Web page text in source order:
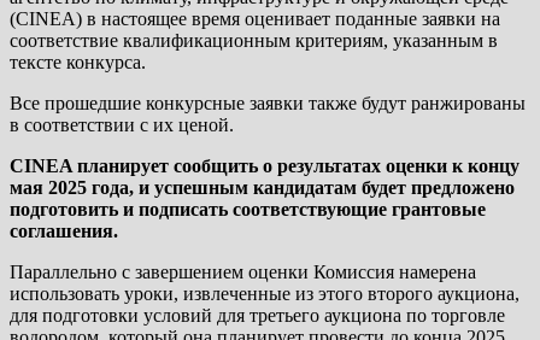
(CINEA) в настоящее время оценивает поданные заявки на
соответствие квалификационным критериям, указанным в
тексте конкурса.
Все прошедшие конкурсные заявки также будут ранжированы
в соответствии с их ценой.
CINEA планирует сообщить о результатах оценки к концу
мая 2025 года, и успешным кандидатам будет предложено
подготовить и подписать соответствующие грантовые
соглашения.
Параллельно с завершением оценки Комиссия намерена
использовать уроки, извлеченные из этого второго аукциона,
для подготовки условий для третьего аукциона по торговле